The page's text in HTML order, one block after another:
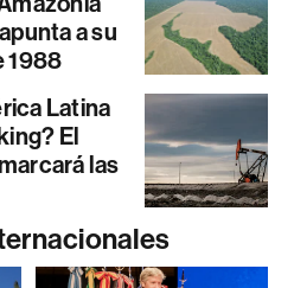
a su
1988
Latina
El
las